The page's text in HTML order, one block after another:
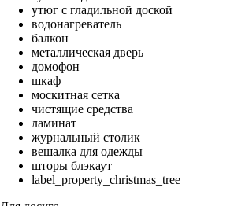
утюг с гладильной доской
водонагреватель
балкон
металлическая дверь
домофон
шкаф
москитная сетка
чистящие средства
ламинат
журнальный столик
вешалка для одежды
шторы блэкаут
label_property_christmas_tree